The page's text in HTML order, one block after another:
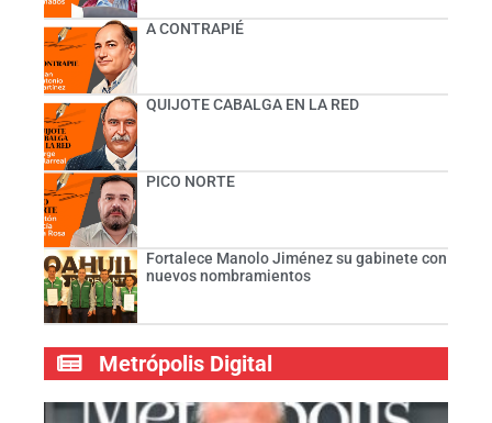
A CONTRAPIÉ
QUIJOTE CABALGA EN LA RED
PICO NORTE
Fortalece Manolo Jiménez su gabinete con
nuevos nombramientos
Metrópolis Digital